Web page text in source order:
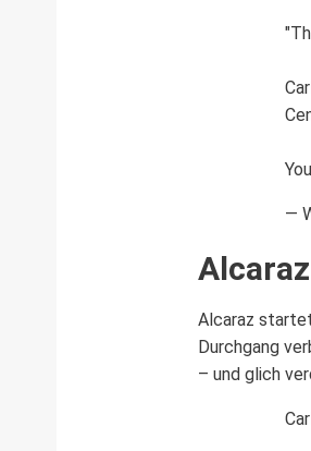
—
Alcaraz
Durchgang
– und glich